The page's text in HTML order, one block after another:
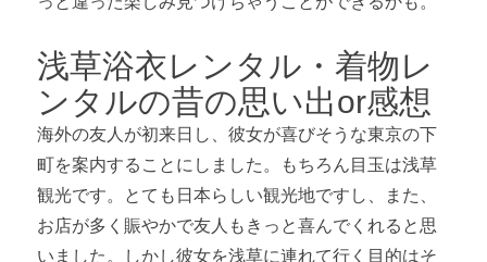
浅草浴衣レンタル・着物レ
ンタルの昔の思い出or感想
海外の友人が初来日し、彼女が喜びそうな東京の下
町を案内することにしました。もちろん目玉は浅草
観光です。とても日本らしい観光地ですし、また、
お店が多く賑やかで友人もきっと喜んでくれると思
いました。しかし彼女を浅草に連れて行く目的はそ